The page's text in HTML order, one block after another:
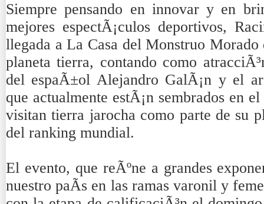
Siempre pensando en innovar y en
mejores espectÃ¡culos deportivos,
llegada a La Casa del Monstruo Morado
planeta tierra, contando como
del espaÃ±ol Alejandro GalÃ¡n y el
que actualmente estÃ¡n sembrados en
visitan tierra jarocha como parte de su
del ranking mundial.
El evento, que reÃºne a grandes
nuestro paÃ­s en las ramas varonil y